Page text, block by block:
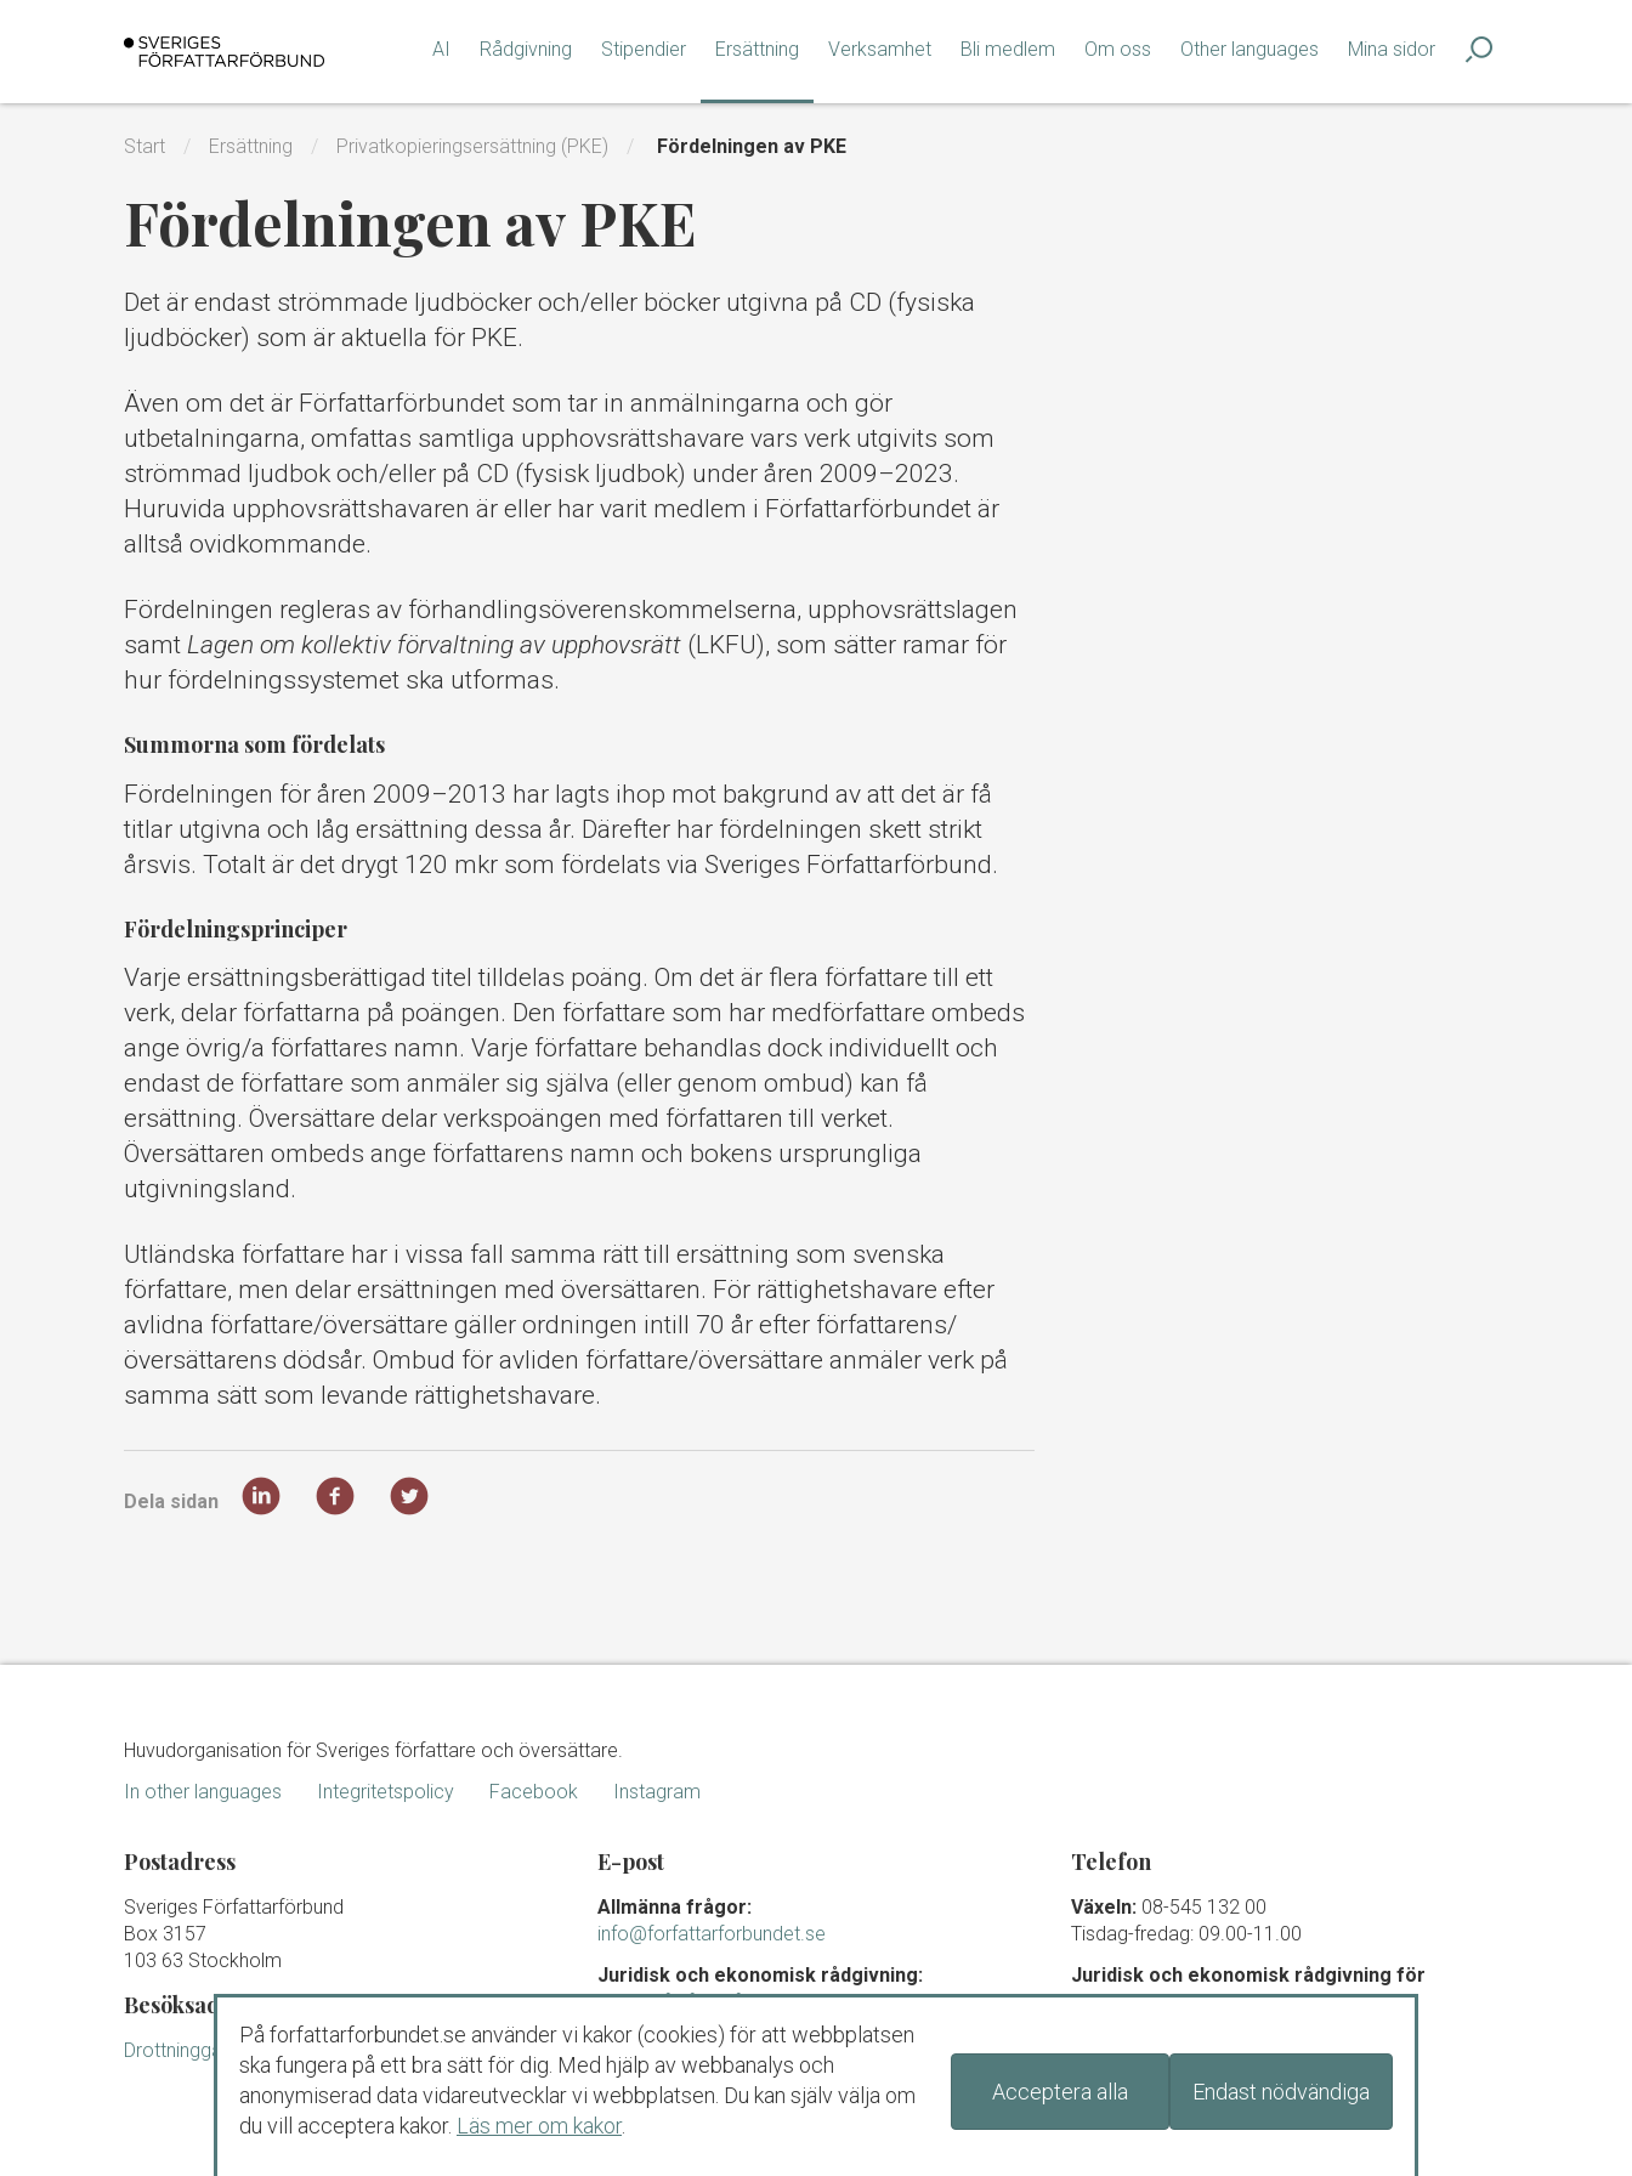
AI Rådgivning Stipendier Ersättning Verksamhet Bli medlem Om oss Other languages Mina sidor
Start Ersättning Privatkopieringsersättning (PKE) Fördelningen av PKE
Fördelningen av PKE
Det är endast strömmade ljudböcker och/eller böcker utgivna på CD (fysiska
ljudböcker) som är aktuella för PKE.
Även om det är Författarförbundet som tar in anmälningarna och gör
utbetalningarna, omfattas samtliga upphovsrättshavare vars verk utgivits som
strömmad ljudbok och/eller på CD (fysisk ljudbok) under åren 2009–2023.
Huruvida upphovsrättshavaren är eller har varit medlem i Författarförbundet är
alltså ovidkommande.
Fördelningen regleras av förhandlingsöverenskommelserna, upphovsrättslagen
samt Lagen om kollektiv förvaltning av upphovsrätt (LKFU), som sätter ramar för
hur fördelningssystemet ska utformas.
Summorna som fördelats
Fördelningen för åren 2009–2013 har lagts ihop mot bakgrund av att det är få
titlar utgivna och låg ersättning dessa år. Därefter har fördelningen skett strikt
årsvis. Totalt är det drygt 120 mkr som fördelats via Sveriges Författarförbund.
Fördelningsprinciper
Varje ersättningsberättigad titel tilldelas poäng. Om det är flera författare till ett
verk, delar författarna på poängen. Den författare som har medförfattare ombeds
ange övrig/a författares namn. Varje författare behandlas dock individuellt och
endast de författare som anmäler sig själva (eller genom ombud) kan få
ersättning. Översättare delar verkspoängen med författaren till verket.
Översättaren ombeds ange författarens namn och bokens ursprungliga
utgivningsland.
Utländska författare har i vissa fall samma rätt till ersättning som svenska
författare, men delar ersättningen med översättaren. För rättighetshavare efter
avlidna författare/översättare gäller ordningen intill 70 år efter författarens/
översättarens dödsår. Ombud för avliden författare/översättare anmäler verk på
samma sätt som levande rättighetshavare.
Dela sidan
Huvudorganisation för Sveriges författare och översättare.
In other languages
Integritetspolicy Facebook Instagram
Postadress
Sveriges Författarförbund
Box 3157
103 63 Stockholm
Besöksadress
Drottninggatan 88 B Stockholm
E-post
Allmänna frågor:
info@forfattarforbundet.se
Juridisk och ekonomisk rådgivning:
juridik@forfattarforbundet.se
Fakturor till Författarförbundet:
ekonomi@forfattarforbundet.se
Organisationsnummer
Telefon
Växeln: 08-545 132 00
Tisdag-fredag: 09.00-11.00
Juridisk och ekonomisk rådgivning för
medlemmar och debutanter:
Tisdag-torsdag: 09.00-11.00
På forfattarforbundet.se använder vi kakor (cookies) för att webbplatsen
ska fungera på ett bra sätt för dig. Med hjälp av webbanalys och
anonymiserad data vidareutvecklar vi webbplatsen. Du kan själv välja om
du vill acceptera kakor. Läs mer om kakor.
Acceptera alla Endast nödvändiga